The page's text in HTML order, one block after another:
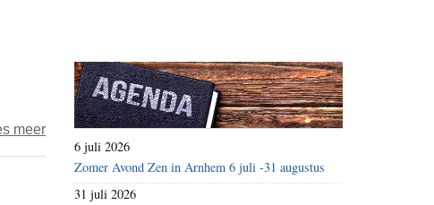
wantrouwen
wantrouw
meerover
Zalig6 juli 2026
Zomer Avond Zen in Arnhem 6 juli -31 augustus
31 juli 2026